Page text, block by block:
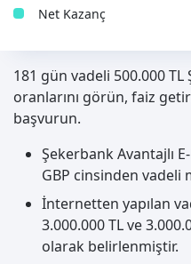
Net Kazanç
181 gün vadeli 500.000
oranlarını görün, faiz
başvurun.
Şekerbank Avantajlı
GBP cinsinden vadeli
İnternetten yapılan
3.000.000 TL ve
olarak belirlenmiştir.